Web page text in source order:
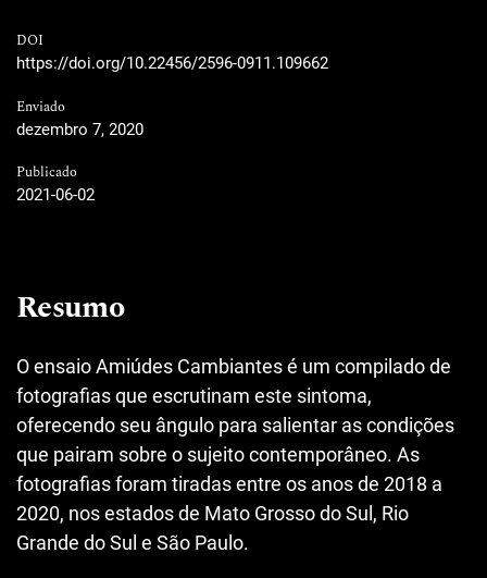
DOI
https://doi.org/10.22456/2596-0911.109662
Enviado
dezembro 7, 2020
Publicado
2021-06-02
Resumo
O ensaio Amiúdes Cambiantes é um compilado de
fotografias que escrutinam este sintoma,
oferecendo seu ângulo para salientar as condições
que pairam sobre o sujeito contemporâneo. As
fotografias foram tiradas entre os anos de 2018 a
2020, nos estados de Mato Grosso do Sul, Rio
Grande do Sul e São Paulo.